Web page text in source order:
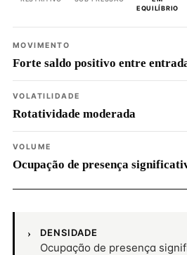
EQUILÍBRIO
MOVIMENTO
Forte saldo positivo entre
VOLATILIDADE
Rotatividade moderada
VOLUME
Ocupação de presença
DENSIDADE
Ocupação de presença